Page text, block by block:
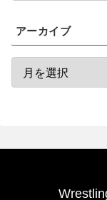
アーカイブ